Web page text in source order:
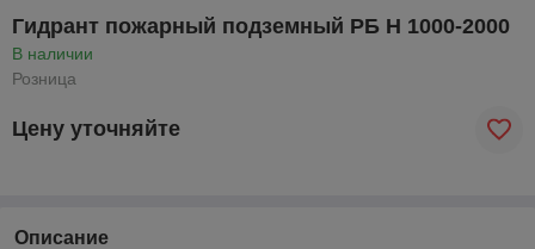
Гидрант пожарный подземный РБ H 1000-2000
В наличии
Розница
Цену уточняйте
Описание